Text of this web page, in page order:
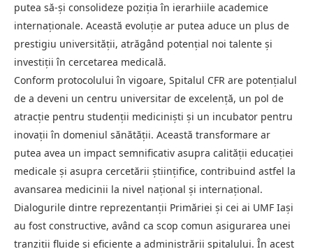
putea să-și consolideze poziția în ierarhiile academice
internaționale. Această evoluție ar putea aduce un plus de
prestigiu universității, atrăgând potențial noi talente și
investiții în cercetarea medicală.
Conform protocolului în vigoare, Spitalul CFR are potențialul
de a deveni un centru universitar de excelență, un pol de
atracție pentru studenții mediciniști și un incubator pentru
inovații în domeniul sănătății. Această transformare ar
putea avea un impact semnificativ asupra calității educației
medicale și asupra cercetării științifice, contribuind astfel la
avansarea medicinii la nivel național și internațional.
Dialogurile dintre reprezentanții Primăriei și cei ai UMF Iași
au fost constructive, având ca scop comun asigurarea unei
tranziții fluide și eficiente a administrării spitalului. În acest